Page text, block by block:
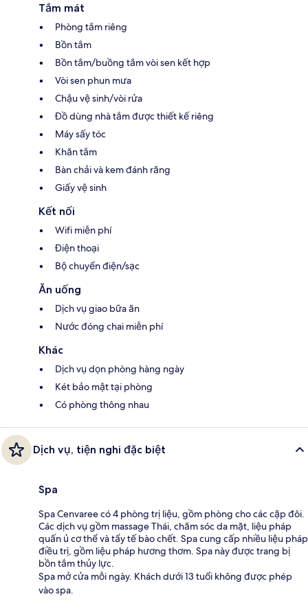
Tắm mát
Phòng tắm riêng
Bồn tắm
Bồn tắm/buồng tắm vòi sen kết hợp
Vòi sen phun mưa
Chậu vệ sinh/vòi rửa
Đồ dùng nhà tắm được thiết kế riêng
Máy sấy tóc
Khăn tắm
Bàn chải và kem đánh răng
Giấy vệ sinh
Kết nối
Wifi miễn phí
Điện thoại
Bộ chuyển điện/sạc
Ăn uống
Dịch vụ giao bữa ăn
Nước đóng chai miễn phí
Khác
Dịch vụ dọn phòng hàng ngày
Két bảo mật tại phòng
Có phòng thông nhau
Dịch vụ, tiện nghi đặc biệt
Spa
Spa Cenvaree có 4 phòng trị liệu, gồm phòng cho các cặp đôi.
Các dịch vụ gồm massage Thái, chăm sóc da mặt, liệu pháp
quấn ủ cơ thể và tẩy tế bào chết. Spa cung cấp nhiều liệu pháp
điều trị, gồm liệu pháp hương thơm. Spa này được trang bị
bồn tắm thủy lực.
Spa mở cửa mỗi ngày. Khách dưới 13 tuổi không được phép
vào spa.